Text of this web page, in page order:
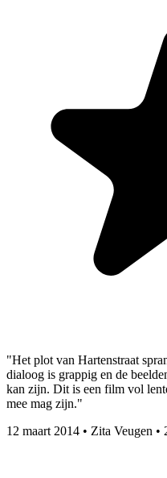
"Het plot van Hartenstraat
dialoog is grappig en de
kan zijn. Dit is een film vol
mee mag zijn."
12 maart 2014 • Zita Veugen •